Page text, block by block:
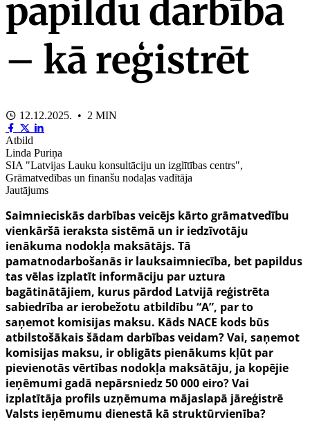
papildu darbība
– kā reģistrēt
12.12.2025. • 2 MIN
Atbild
Linda Puriņa
SIA "Latvijas Lauku konsultāciju un izglītības centrs",
Grāmatvedības un finanšu nodaļas vadītāja
Jautājums
Saimnieciskās darbības veicējs kārto grāmatvedību
vienkāršā ieraksta sistēmā un ir iedzīvotāju
ienākuma nodokļa maksātājs. Tā
pamatnodarbošanās ir lauksaimniecība, bet papildus
tas vēlas izplatīt informāciju par uztura
bagātinātājiem, kurus pārdod Latvijā reģistrēta
sabiedrība ar ierobežotu atbildību “A”, par to
saņemot komisijas maksu. Kāds NACE kods būs
atbilstošākais šādam darbības veidam? Vai, saņemot
komisijas maksu, ir obligāts pienākums kļūt par
pievienotās vērtības nodokļa maksātāju, ja kopējie
ieņēmumi gadā nepārsniedz 50 000 eiro? Vai
izplatītāja profils uzņēmuma mājaslapā jāreģistrē
Valsts ieņēmumu dienestā kā struktūrvienība?